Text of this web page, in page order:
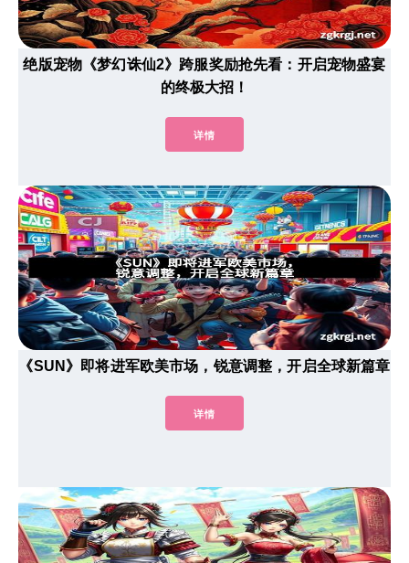
绝版宠物《梦幻诛仙2》跨服奖励抢先看：开启宠物盛宴
的终极大招！
详情
《SUN》即将进军欧美市场，锐意调整，开启全球新篇章
详情